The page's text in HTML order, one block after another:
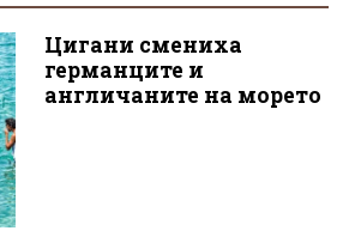
Цигани смениха
германците и
англичаните на морето